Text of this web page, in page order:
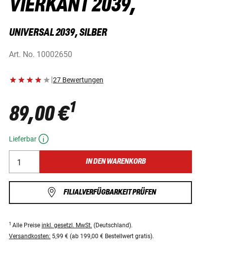
VIERKANT 2039,
UNIVERSAL 2039, SILBER
Art. No. 10002650
|27 Bewertungen
89,00 €1
Lieferbar
IN DEN WARENKORB
FILIALVERFÜGBARKEIT PRÜFEN
1 Alle Preise inkl. gesetzl. MwSt. (Deutschland).
Versandkosten: 5,99 € (ab 199,00 € Bestellwert gratis).